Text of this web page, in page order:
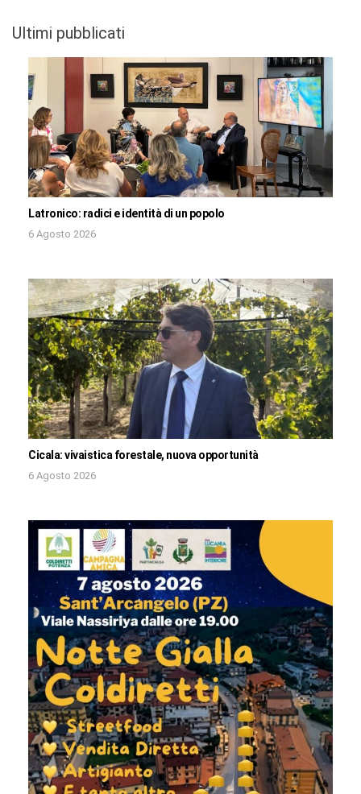
Ultimi pubblicati
Latronico: radici e identità di un popolo
6 Agosto 2026
Cicala: vivaistica forestale, nuova opportunità
6 Agosto 2026